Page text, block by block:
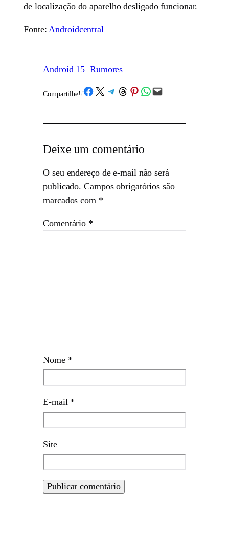
de localização do aparelho desligado funcionar.
Fonte: Androidcentral
Android 15 Rumores
Compartilhe! /Share on Facebook
Share on X Share on Telegram
Share on Threads
Share on Pinterest
Share on WhatsApp
Email this Page
Deixe um comentário
O seu endereço de e-mail não será
publicado. Campos obrigatórios são
marcados com *
Comentário *
Nome *
E-mail *
Site